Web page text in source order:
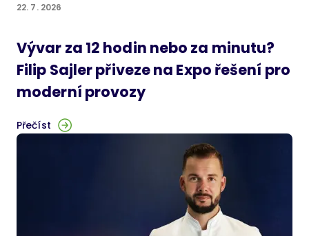
22. 7. 2026
Vývar za 12 hodin nebo za minutu?
Filip Sajler přiveze na Expo řešení pro
moderní provozy
Přečíst